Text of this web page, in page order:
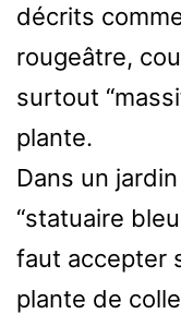
décrits
rougeâtre,
surtout
plante.
Dans un
“statuaire
faut accepter
plante de